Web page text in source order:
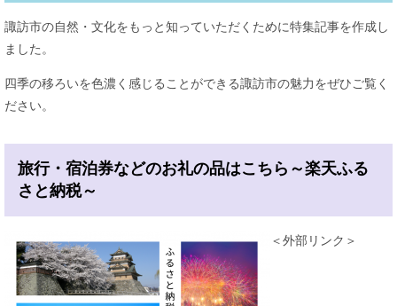
諏訪市の自然・文化をもっと知っていただくために特集記事を作成し
ました。
四季の移ろいを色濃く感じることができる諏訪市の魅力をぜひご覧く
ださい。
旅行・宿泊券などのお礼の品はこちら～楽天ふる
さと納税～
＜外部リンク＞